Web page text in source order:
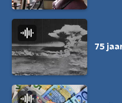
75